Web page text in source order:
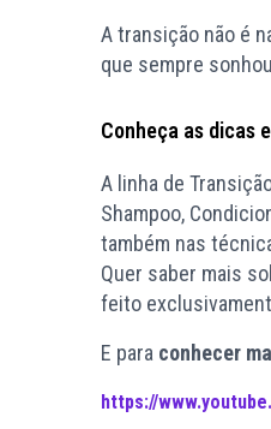
A transição não é
que sempre
Conheça as dicas
A linha de
Shampoo,
também nas
Quer saber mais
feito
E para conhecer
https://